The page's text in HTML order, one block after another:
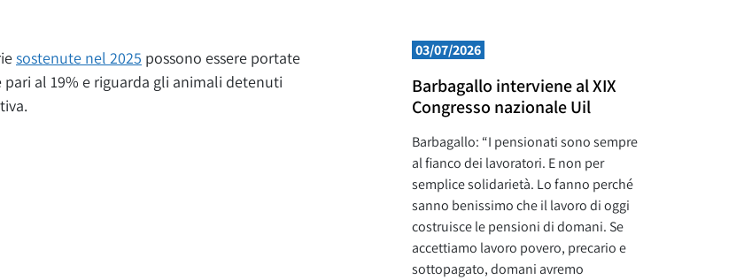
sostenute nel 2025 possono essere portate
pari al 19% e riguarda gli animali detenuti
.
03/07/2026
Barbagallo interviene al XIX
Congresso nazionale Uil
Barbagallo: “I pensionati sono sempre
al fianco dei lavoratori. E non per
semplice solidarietà. Lo fanno perché
sanno benissimo che il lavoro di oggi
costruisce le pensioni di domani. Se
accettiamo lavoro povero, precario e
sottopagato, domani avremo